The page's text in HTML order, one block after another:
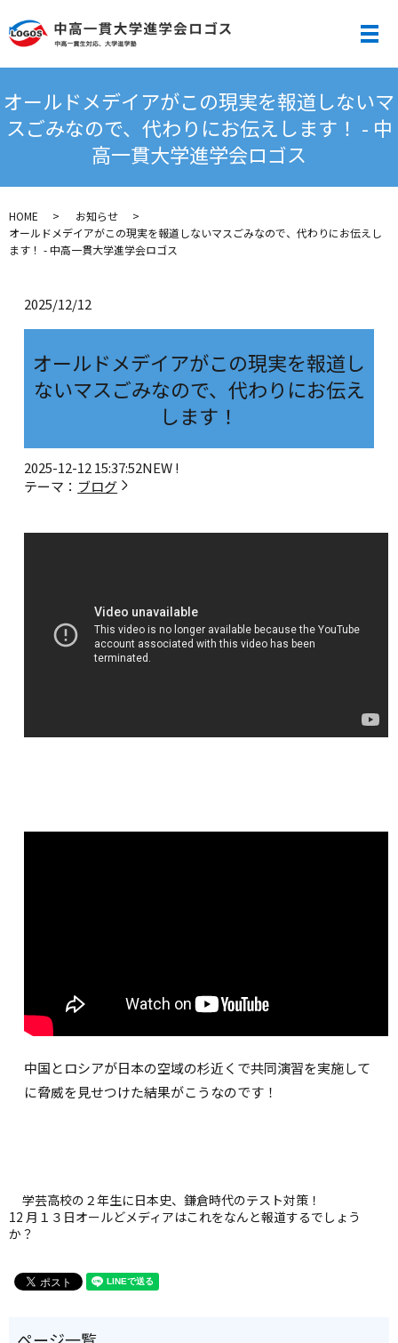
メ
オールドメデイアがこの現実を報道しないマ
スごみなので、代わりにお伝えします！ - 中
高一貫大学進学会ロゴス
HOME
お知らせ
オールドメデイアがこの現実を報道しないマスごみなので、代わりにお伝えし
ます！ - 中高一貫大学進学会ロゴス
2025/12/12
オールドメデイアがこの現実を報道し
ないマスごみなので、代わりにお伝え
します！
2025-12-12 15:37:52NEW !
テーマ： ブログ
中国とロシアが日本の空域の杉近くで共同演習を実施して
に脅威を見せつけた結果がこうなのです！
学芸高校の２年生に日本史、鎌倉時代のテスト対策！
12 月１３日オールどメディアはこれをなんと報道するでしょう
か？